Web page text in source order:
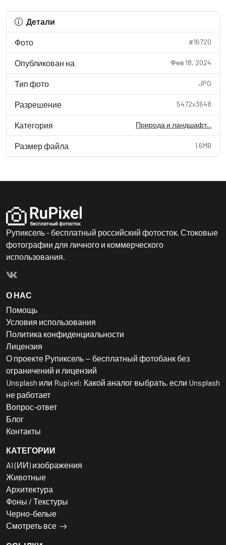
Детали
Фото #16720
Опубликован на Фев 18, 2024
Тип фото JPG
Разрешение 5472x3648
Категория Природа и ландшафт...
Размер файла 1.6MB
Рупиксель - бесплатный российский фотосток. Стоковые
фотографии для личного и коммерческого
использования.
О НАС
Помощь
Условия использования
Политика конфиденциальности
Лицензия
О проекте Рупиксель — бесплатный фотобанк без
ограничений и лицензий
Unsplash или Rupixel: Какой аналог выбрать, если Unsplash
не работает
Вопрос-ответ
Блог
Контакты
КАТЕГОРИИ
AI (ИИ) изображения
Животные
Архитектура
Фоны / Текстуры
Черно-белые
Смотреть все